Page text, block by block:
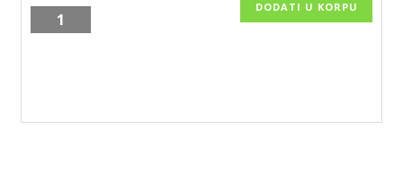
Ugaona
žičana
STICK,
DODATI U KORPU